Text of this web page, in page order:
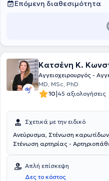
απομακρυσμένων και
πολυάριθμα συνέδρια στην
Επόμενη διαθεσιμότητα
Κατσένη K.
Αγγειοχειρουργός -
MD, MSc, PhD
10|45 αξιολογήσεις
Σχετικά με την ειδικό
Ανεύρυσμα, Στένωση καρωτίδων, Φλεβική Ανεπάρκεια- Κιρσοί,
Στένωση αρτηρίας -
Απλή επίσκεψη
Δες το κόστος